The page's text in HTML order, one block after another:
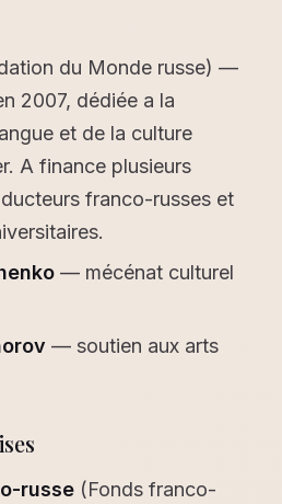
du Monde russe) —
2007, dédiée a la
et de la culture
A finance plusieurs
franco-russes et
— mécénat culturel
— soutien aux arts
russe (Fonds franco-